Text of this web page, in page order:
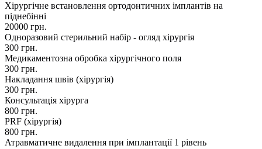
Хірургічне встановлення ортодонтичних імплантів на
піднебінні
20000 грн.
Одноразовий стерильний набір - огляд хірургія
300 грн.
Медикаментозна обробка хірургічного поля
300 грн.
Накладання швів (хірургія)
300 грн.
Консультація хірурга
800 грн.
PRF (хірургія)
800 грн.
Атравматичне видалення при імплантації 1 рівень